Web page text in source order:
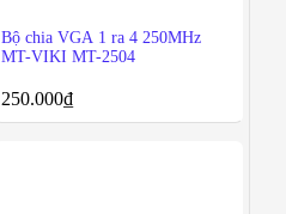
Bộ chia VGA 1 ra 4 250MHz
MT-VIKI MT-2504
250.000₫